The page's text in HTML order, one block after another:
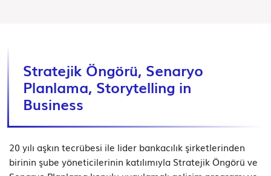
Stratejik Öngörü, Senaryo
Planlama, Storytelling in
Business
20 yılı aşkın tecrübesi ile lider bankacılık şirketlerinden
birinin şube yöneticilerinin katılımıyla Stratejik Öngörü ve